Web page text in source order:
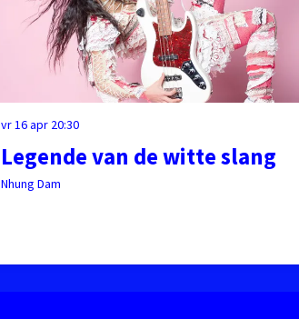
Legende van de witte slang
Nhung Dam
vr 16 apr 20:30